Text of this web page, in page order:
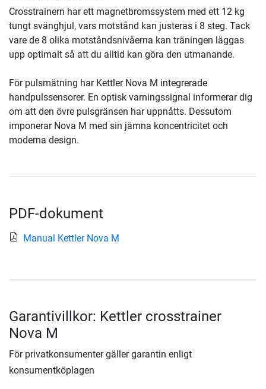
Crosstrainern har ett magnetbromssystem med ett 12 kg
tungt svänghjul, vars motstånd kan justeras i 8 steg. Tack
vare de 8 olika motståndsnivåerna kan träningen läggas
upp optimalt så att du alltid kan göra den utmanande.
För pulsmätning har Kettler Nova M integrerade
handpulssensorer. En optisk varningssignal informerar dig
om att den övre pulsgränsen har uppnåtts. Dessutom
imponerar Nova M med sin jämna koncentricitet och
moderna design.
PDF-dokument
Manual Kettler Nova M
Garantivillkor: Kettler crosstrainer
Nova M
För privatkonsumenter gäller garantin enligt
konsumentköplagen